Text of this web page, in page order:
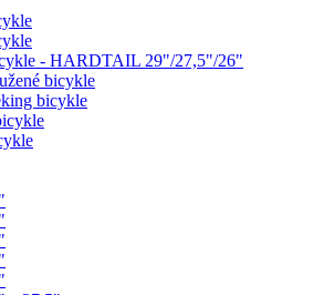
- HARDTAIL 29"/27,5"/26"
bicykle
bicykle